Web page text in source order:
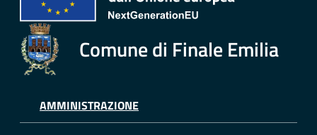
Comune di Finale Emilia
AMMINISTRAZIONE